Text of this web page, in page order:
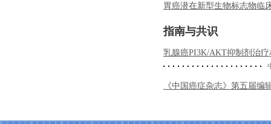
胃癌潜在新型生物标志物临
指南与共识
乳腺癌PI3K/AKT抑制剂治
《中国癌症杂志》第五届编